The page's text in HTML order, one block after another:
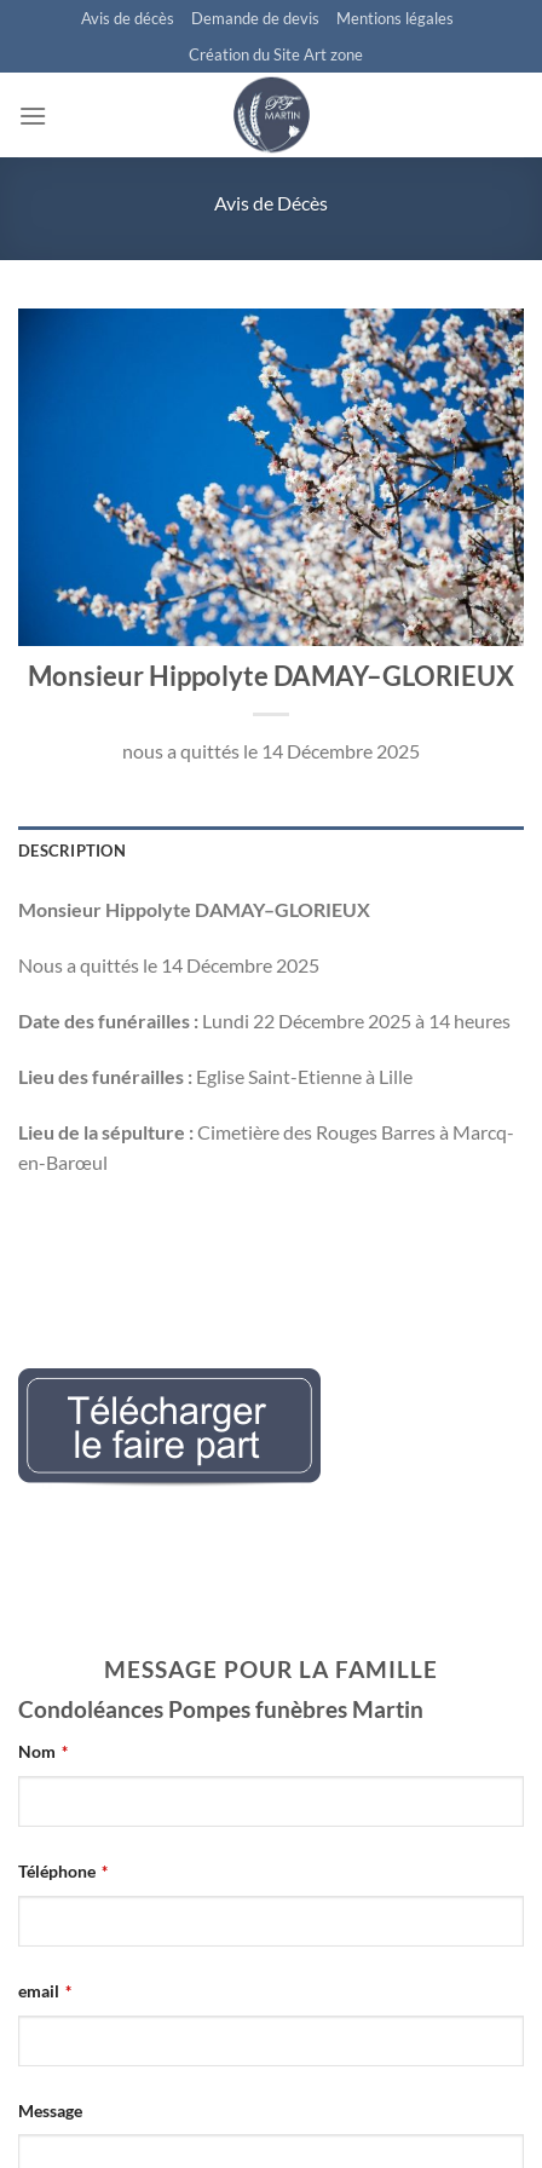
contenu
Avis de décès Demande de devis
Mentions légales
Création du Site Art zone
Avis de Décès
Monsieur Hippolyte DAMAY–GLORIEUX
nous a quittés le 14 Décembre 2025
DESCRIPTION
Monsieur Hippolyte DAMAY–GLORIEUX
Nous a quittés le 14 Décembre 2025
Date des funérailles : Lundi 22 Décembre 2025 à 14 heures
Lieu des funérailles : Eglise Saint-Etienne à Lille
Lieu de la sépulture :Cimetière des Rouges Barres à Marcq-
en-Barœul
MESSAGE POUR LA FAMILLE
Condoléances Pompes funèbres Martin
Nom *
Téléphone *
email *
Message